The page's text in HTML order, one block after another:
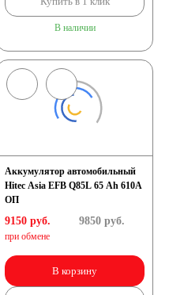
В наличии
Аккумулятор автомобильный
Hitec Asia EFB Q85L 65 Ah 610A
ОП
9150 руб.
при обмене
9850руб.
В корзину